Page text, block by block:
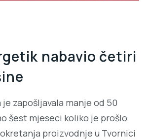
nabavio četiri
zapošljavala manje od 50
šest mjeseci koliko je prošlo
proizvodnje u Tvornici